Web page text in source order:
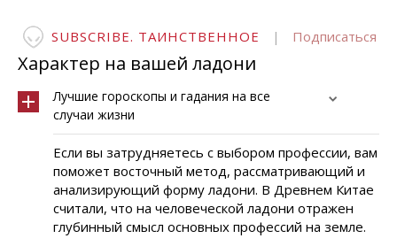
SUBSCRIBE. ТАИНСТВЕННОЕ | Подписаться
Характер на вашей ладони
Лучшие гороскопы и гадания на все
случаи жизни
Если вы затрудняетесь с выбором профессии, вам
поможет восточный метод, рассматривающий и
анализирующий форму ладони. В Древнем Китае
считали, что на человеческой ладони отражен
глубинный смысл основных профессий на земле.